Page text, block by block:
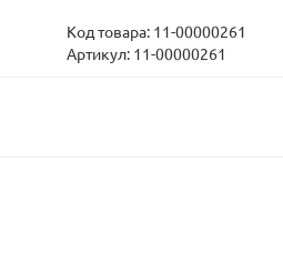
Код товара: 11-00000261
Артикул: 11-00000261